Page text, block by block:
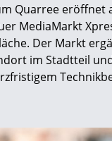
Quarree eröffnet
MediaMarkt
Der Markt
im Stadtteil